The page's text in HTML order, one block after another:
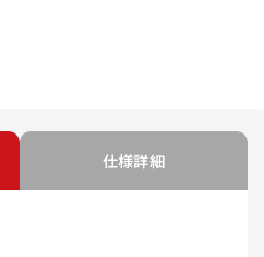
仕様詳細